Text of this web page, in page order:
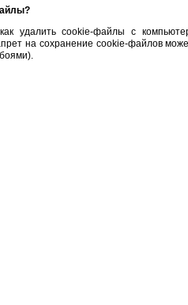
удалить cookie-файлы с
на сохранение cookie-файлов